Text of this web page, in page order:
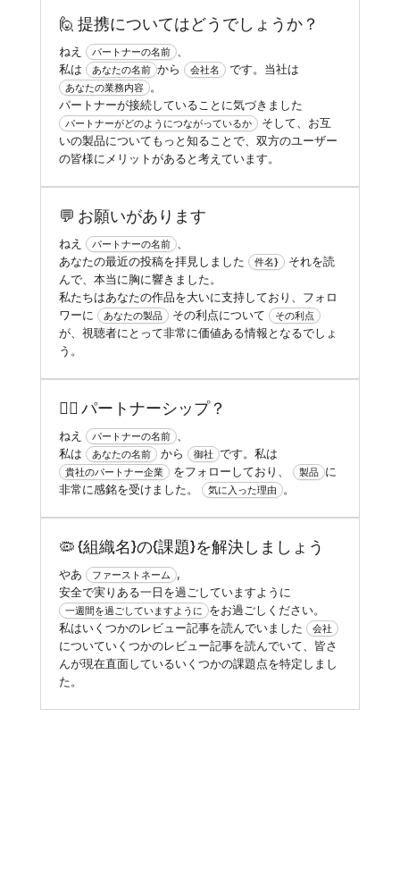
🙋 提携についてはどうでしょうか？
ねえ パートナーの名前 、
私は
あなたの名前 から 会社名 です。当社は
あなたの業務内容 。
パートナーが接続していることに気づきました
パートナーがどのようにつながっているか そして、お互
いの製品についてもっと知ることで、双方のユーザー
の皆様にメリットがあると考えています。
💬 お願いがあります
ねえ パートナーの名前 、
あなたの最近の投稿を拝見しました
件名} それを読
んで、本当に胸に響きました。
私たちはあなたの作品を大いに支持しており、フォロ
ワーに
あなたの製品 その利点について その利点
が、視聴者にとって非常に価値ある情報となるでしょ
う。
✍🏻 パートナーシップ？
ねえ パートナーの名前 、
私は
あなたの名前 から 御社 です。私は
貴社のパートナー企業 をフォローしており、 製品 に
非常に感銘を受けました。
気に入った理由 。
🦠 {組織名}の{課題}を解決しましょう
やあ ファーストネーム ,
安全で実りある一日を過ごしていますように
一週間を過ごしていますように をお過ごしください。
私はいくつかのレビュー記事を読んでいました
会社
についていくつかのレビュー記事を読んでいて、皆さ
んが現在直面しているいくつかの課題点を特定しまし
た。